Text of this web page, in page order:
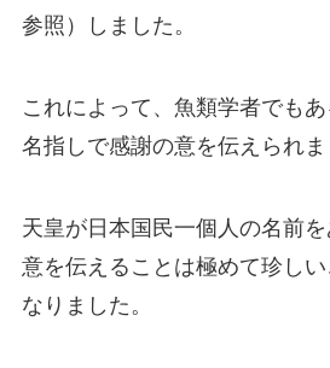
参照）しました。
これによって、魚類学者でも
名指しで感謝の意を伝えられま
天皇が日本国民一個人の名前
意を伝えることは極めて珍し
なりました。